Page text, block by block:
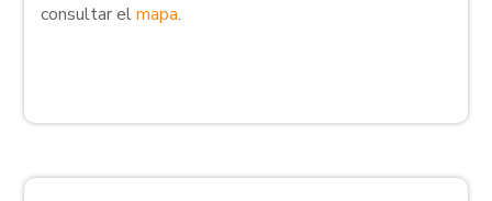
consultar elmapa.